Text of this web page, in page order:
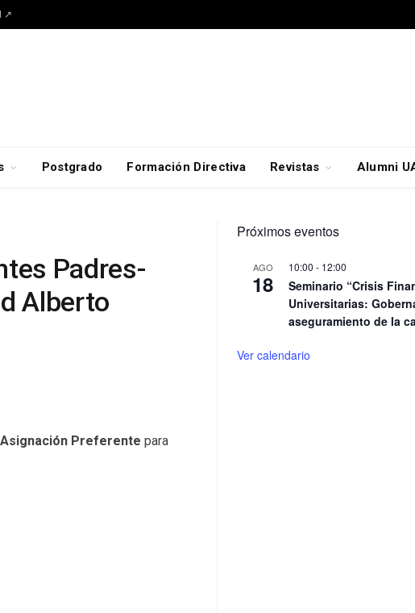
↗
Postgrado Formación Directiva Revistas Alumni
Padres-
Alberto
Preferente para
Próximos eventos
AGO
18
10:00 - 12:00
Seminario “Crisis
Universitarias:
aseguramiento de la
Ver calendario